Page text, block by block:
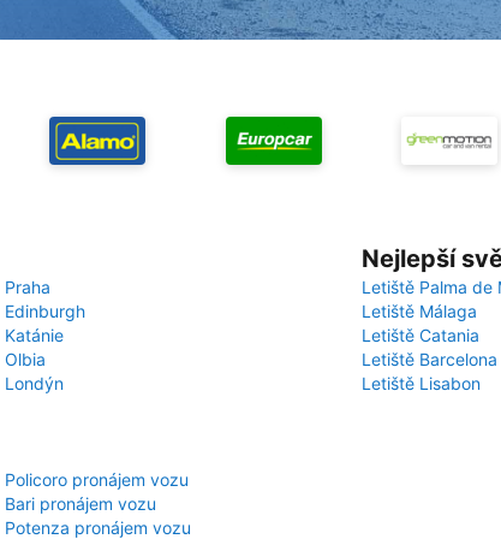
Praha
Edinburgh
Katánie
Olbia
Londýn
Nejlepší
Letiště Palma de
Letiště Málaga
Letiště Catania
Letiště Barcelona
Letiště Lisabon
Policoro pronájem vozu
Bari pronájem vozu
Potenza pronájem vozu